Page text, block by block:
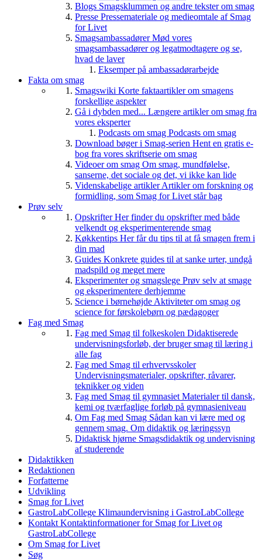
Blogs Smagsklummen og andre tekster om smag
Presse Pressemateriale og medieomtale af Smag
for Livet
SmagsambassadørerMød vores
smagsambassadører og legatmodtagere og se,
hvad de laver
Eksemper på ambassadørarbejde
Fakta om smag
Smagswiki Korte faktaartikler om smagens
forskellige aspekter
Gå i dybden med... Længere artikler om smag fra
vores eksperter
Podcasts om smag Podcasts om smag
Download bøger i Smag-serien Hent en gratis e-
bog fra vores skriftserie om smag
Videoer om smag Om smag, mundfølelse,
sanserne, det sociale og det, vi ikke kan lide
Videnskabelige artiklerArtikler om forskning og
formidling, som Smag for Livet står bag
Prøv selv
OpskrifterHer finder du opskrifter med både
velkendt og eksperimenterende smag
Køkkentips Her får du tips til at få smagen frem i
din mad
Guides Konkrete guides til at sanke urter, undgå
madspild og meget mere
Eksperimenter og smagslege Prøv selv at smage
og eksperimentere derhjemme
Science i børnehøjde Aktiviteter om smag og
science for førskolebørn og pædagoger
Fag med Smag
Fag med Smag til folkeskolen Didaktiserede
undervisningsforløb, der bruger smag til læring i
alle fag
Fag med Smag til erhvervsskoler
Undervisningsmaterialer, opskrifter, råvarer,
teknikker og viden
Fag med Smag til gymnasiet Materialer til dansk,
kemi og tværfaglige forløb på gymnasieniveau
Om Fag med Smag Sådan kan vi lære med og
gennem smag. Om didaktik og læringssyn
Didaktisk hjørne Smagsdidaktik og undervisning
af studerende
Didaktikken
Redaktionen
Forfatterne
Udvikling
Smag for Livet
GastroLabCollege Klimaundervisning i GastroLabCollege
Kontakt Kontaktinformationer for Smag for Livet og
GastroLabCollege
Om Smag for Livet
Søg